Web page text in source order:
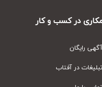
در کسب و کار
رایگان
در آفتاب